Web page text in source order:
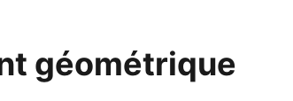
géométrique